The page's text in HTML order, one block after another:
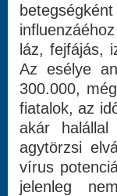
láz, fejfájás,
Az esélye
300.000,
fiatalok, az
akár
agytörzsi
vírus
jelenleg